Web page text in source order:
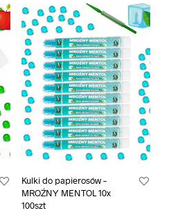
Kulki do papierosów –
MROŹNY MENTOL 10x
100szt